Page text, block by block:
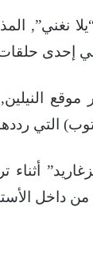
نغني”,
في إحدى
التي
داخل